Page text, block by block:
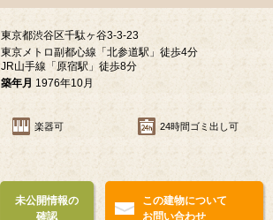
東京都渋谷区千駄ヶ谷3-3-23
東京メトロ副都心線「北参道駅」徒歩4分
JR山手線「原宿駅」徒歩8分
築年月 1976年10月
楽器可 24時間ゴミ出し可
未公開情報の
確認
この建物について
お問い合わせ